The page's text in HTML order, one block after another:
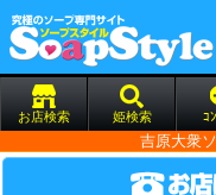
お店検索 姫検索 ｺ
吉原大衆